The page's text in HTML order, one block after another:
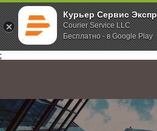
Курьер Сервис
Courier Service LLC
Бесплатно - в Google Play
;
Главная О компании Новости